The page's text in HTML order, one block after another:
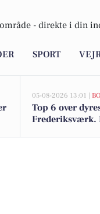
- direkte i din
SPORT
05-08-2026 13:01 |
Top 6 over
Frederiksværk.